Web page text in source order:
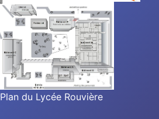
Plan du Lycée Rouvière